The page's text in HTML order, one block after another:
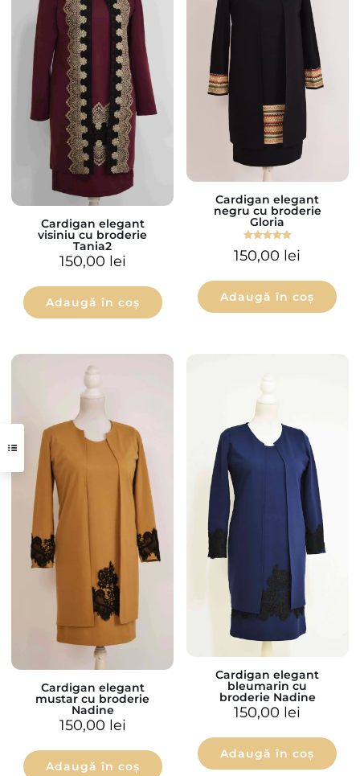
Cardigan elegant
visiniu cu broderie
Tania2
150,00 lei
Adaugă în coș
Cardigan elegant
negru cu broderie
Gloria
Evaluat la
5.00
din 5
150,00 lei
Adaugă în coș
Cardigan elegant
mustar cu broderie
Nadine
150,00 lei
Adaugă în coș
Cardigan elegant
bleumarin cu
broderie Nadine
150,00 lei
Adaugă în coș